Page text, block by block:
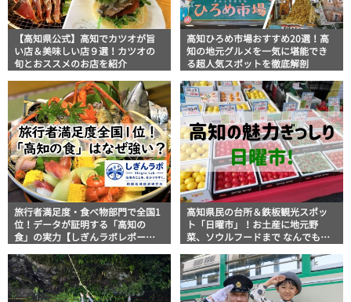
【高知県公式】高知でカツオが旨
い店＆美味しい店９選！カツオの
旬とおススメのお店を紹介
高知ひろめ市場おすすめ20選！高
知の地元グルメを一気に堪能でき
る超人気スポットを徹底解剖
旅行者満足度・食べ物部門で全国1
位！データが証明する「高知の
食」の実力【しぎんラボレポー
高知県民の台所＆鉄板観光スポッ
ト「日曜市」！お土産に地元野
菜、ソウルフードまで なんでもそ
説！